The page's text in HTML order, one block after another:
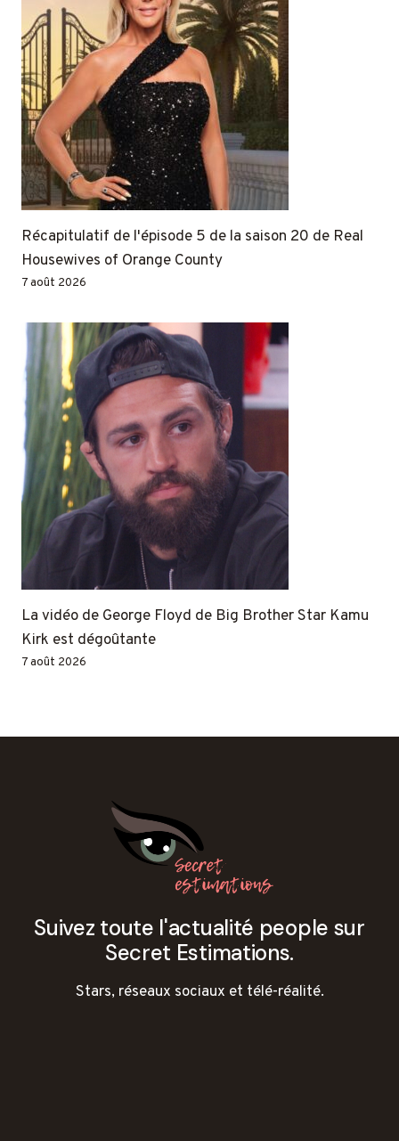
Récapitulatif de l'épisode 5 de la saison 20 de Real
Housewives of Orange County
7 août 2026
La vidéo de George Floyd de Big Brother Star Kamu
Kirk est dégoûtante
7 août 2026
Suivez toute l'actualité people sur
Secret Estimations.
Stars, réseaux sociaux et télé-réalité.